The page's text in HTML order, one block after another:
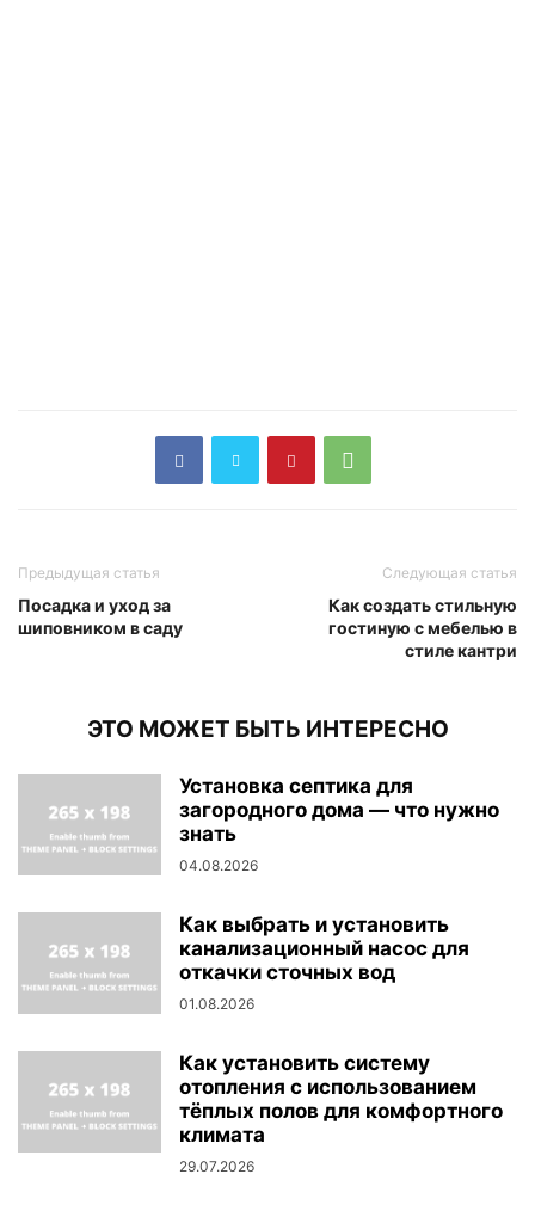
Предыдущая статья
Посадка и уход за
шиповником в саду
Следующая статья
Как создать стильную
гостиную с мебелью в
стиле кантри
ЭТО МОЖЕТ БЫТЬ ИНТЕРЕСНО
Установка септика для
загородного дома — что нужно
знать
04.08.2026
Как выбрать и установить
канализационный насос для
откачки сточных вод
01.08.2026
Как установить систему
отопления с использованием
тёплых полов для комфортного
климата
29.07.2026